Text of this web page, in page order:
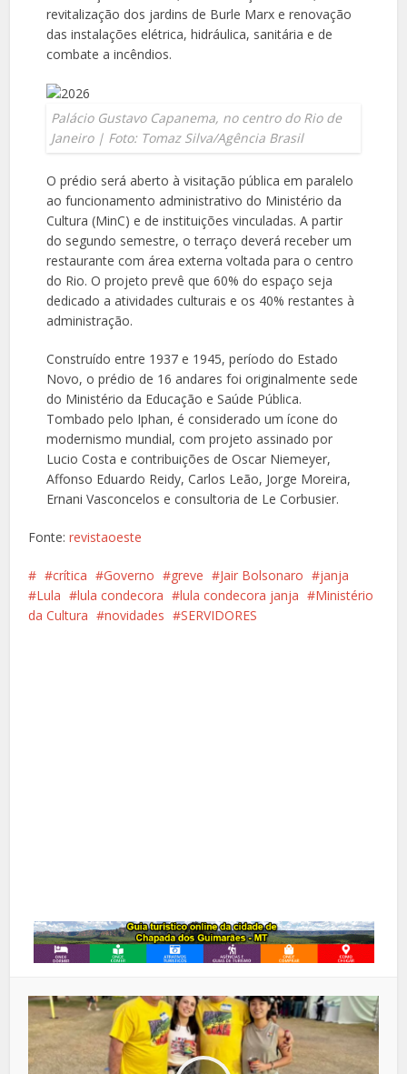
revitalização dos jardins de Burle Marx e renovação
das instalações elétrica, hidráulica, sanitária e de
combate a incêndios.
Palácio Gustavo Capanema, no centro do Rio de
Janeiro | Foto: Tomaz Silva/Agência Brasil
O prédio será aberto à visitação pública em paralelo
ao funcionamento administrativo do Ministério da
Cultura (MinC) e de instituições vinculadas. A partir
do segundo semestre, o terraço deverá receber um
restaurante com área externa voltada para o centro
do Rio. O projeto prevê que 60% do espaço seja
dedicado a atividades culturais e os 40% restantes à
administração.
Construído entre 1937 e 1945, período do Estado
Novo, o prédio de 16 andares foi originalmente sede
do Ministério da Educação e Saúde Pública.
Tombado pelo Iphan, é considerado um ícone do
modernismo mundial, com projeto assinado por
Lucio Costa e contribuições de Oscar Niemeyer,
Affonso Eduardo Reidy, Carlos Leão, Jorge Moreira,
Ernani Vasconcelos e consultoria de Le Corbusier.
Fonte:revistaoeste
crítica Governo greve Jair Bolsonaro
janja
Lula
lula condecora lula condecora janja
Ministério
da Cultura
novidades SERVIDORES